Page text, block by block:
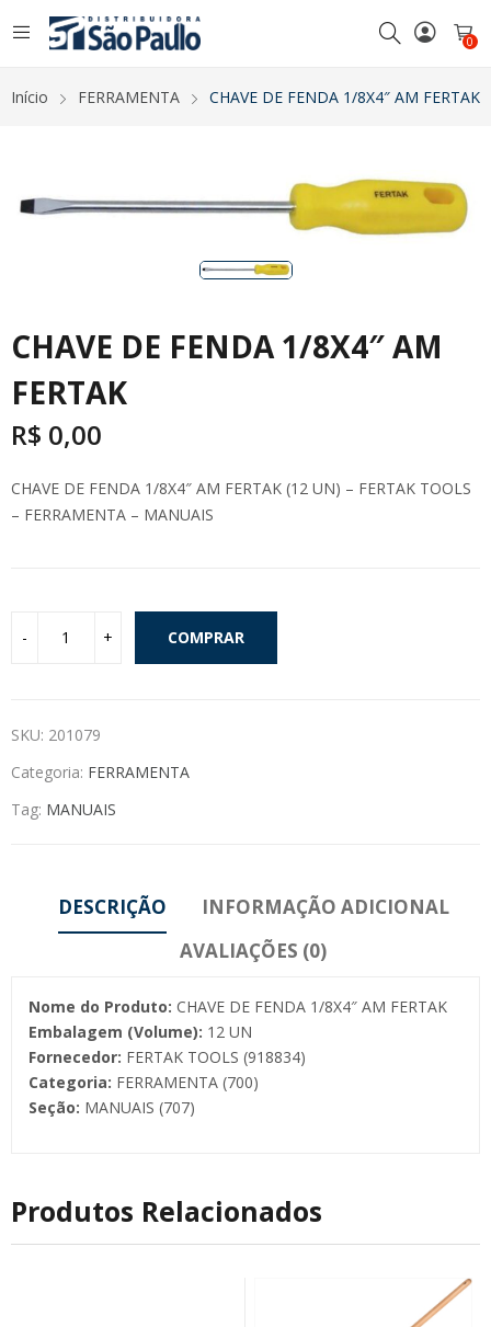
0
Início FERRAMENTA CHAVE DE FENDA 1/8X4″ AM FERTAK
CHAVE DE FENDA 1/8X4″ AM
FERTAK
R$ 0,00
CHAVE DE FENDA 1/8X4″ AM FERTAK (12 UN) – FERTAK TOOLS
– FERRAMENTA – MANUAIS
COMPRAR
SKU: 201079
Categoria: FERRAMENTA
Tag: MANUAIS
DESCRIÇÃO
INFORMAÇÃO ADICIONAL
AVALIAÇÕES (0)
Nome do Produto: CHAVE DE FENDA 1/8X4″ AM FERTAK
Embalagem (Volume): 12 UN
Fornecedor: FERTAK TOOLS (918834)
Categoria: FERRAMENTA (700)
Seção: MANUAIS (707)
Produtos Relacionados